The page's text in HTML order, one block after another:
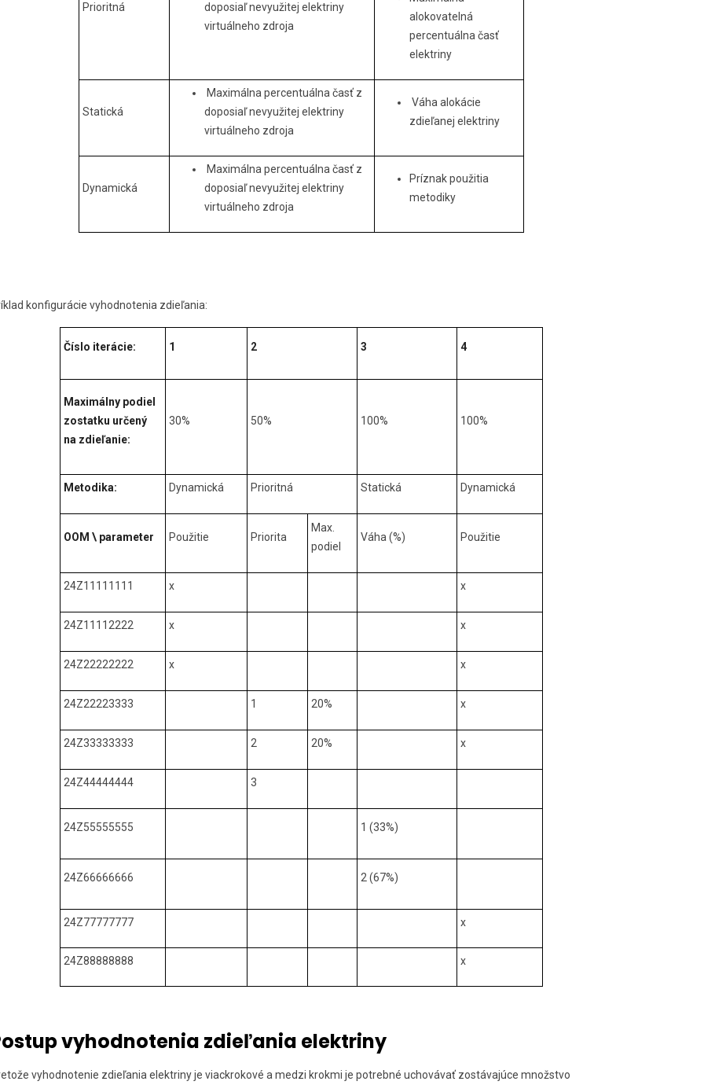
Prioritná
doposiaľ nevyužitej elektriny
virtuálneho zdroja
alokovatelná
percentuálna časť
elektriny
Statická
Maximálna percentuálna časť z
doposiaľ nevyužitej elektriny
virtuálneho zdroja
Váha alokácie
zdieľanej elektriny
Dynamická
Maximálna percentuálna časť z
doposiaľ nevyužitej elektriny
virtuálneho zdroja
Príznak použitia
metodiky
konfigurácie vyhodnotenia zdieľania:
Číslo iterácie: 1 2 3 4
Maximálny podiel
zostatku určený
na zdieľanie:
30% 50% 100% 100%
Metodika: Dynamická Prioritná Statická Dynamická
OOM \ parameter Použitie Priorita
Max.
podiel
Váha (%) Použitie
24Z11111111 x x
24Z11112222 x x
24Z22222222 x x
24Z22223333 1 20% x
24Z33333333 2 20% x
24Z44444444 3
24Z55555555 1 (33%)
24Z66666666 2 (67%)
24Z77777777 x
24Z88888888 x
vyhodnotenia zdieľania elektriny
vyhodnotenie zdieľania elektriny je viackrokové a medzi krokmi je potrebné uchovávať zostávajúce množstvo